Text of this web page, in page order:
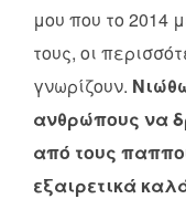
μου που το 2014
τους, οι
γνωρίζουν.
ανθρώπους να
από τους
εξαιρετικά